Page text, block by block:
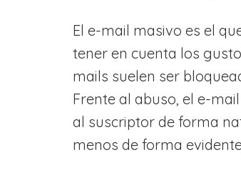
El e-mail masivo es el
tener en cuenta los
mails suelen ser
Frente al abuso, el e-
al suscriptor de forma
menos de forma